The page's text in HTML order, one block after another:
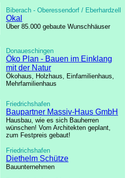
Biberach - Oberessendorf / Eberhardzell
Okal
Über 85.000 gebaute Wunschhäuser
Donaueschingen
Öko Plan - Bauen im Einklang
mit der Natur
Ökohaus, Holzhaus, Einfamilienhaus,
Mehrfamilienhaus
Friedrichshafen
Baupartner Massiv-Haus GmbH
Hausbau, wie es sich Bauherren
wünschen! Vom Architekten geplant,
zum Festpreis gebaut!
Friedrichshafen
Diethelm Schütze
Bauunternehmen